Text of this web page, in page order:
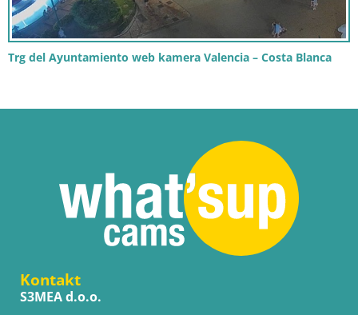
Trg del Ayuntamiento web kamera Valencia – Costa Blanca
Kontakt
S3MEA d.o.o.